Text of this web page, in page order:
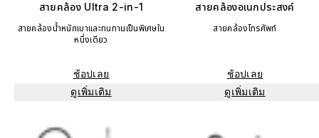
สายคล้อง Ultra 2-in-1
สายคล้องน้ำหนักเบาและทนทานเป็นพิเศษใน
หนึ่งเดียว
ช้อปเลย
ดูเพิ่มเติม
สายคล้องอเนกประสงค์
สายคล้องโทรศัพท์
ช้อปเลย
ดูเพิ่มเติม